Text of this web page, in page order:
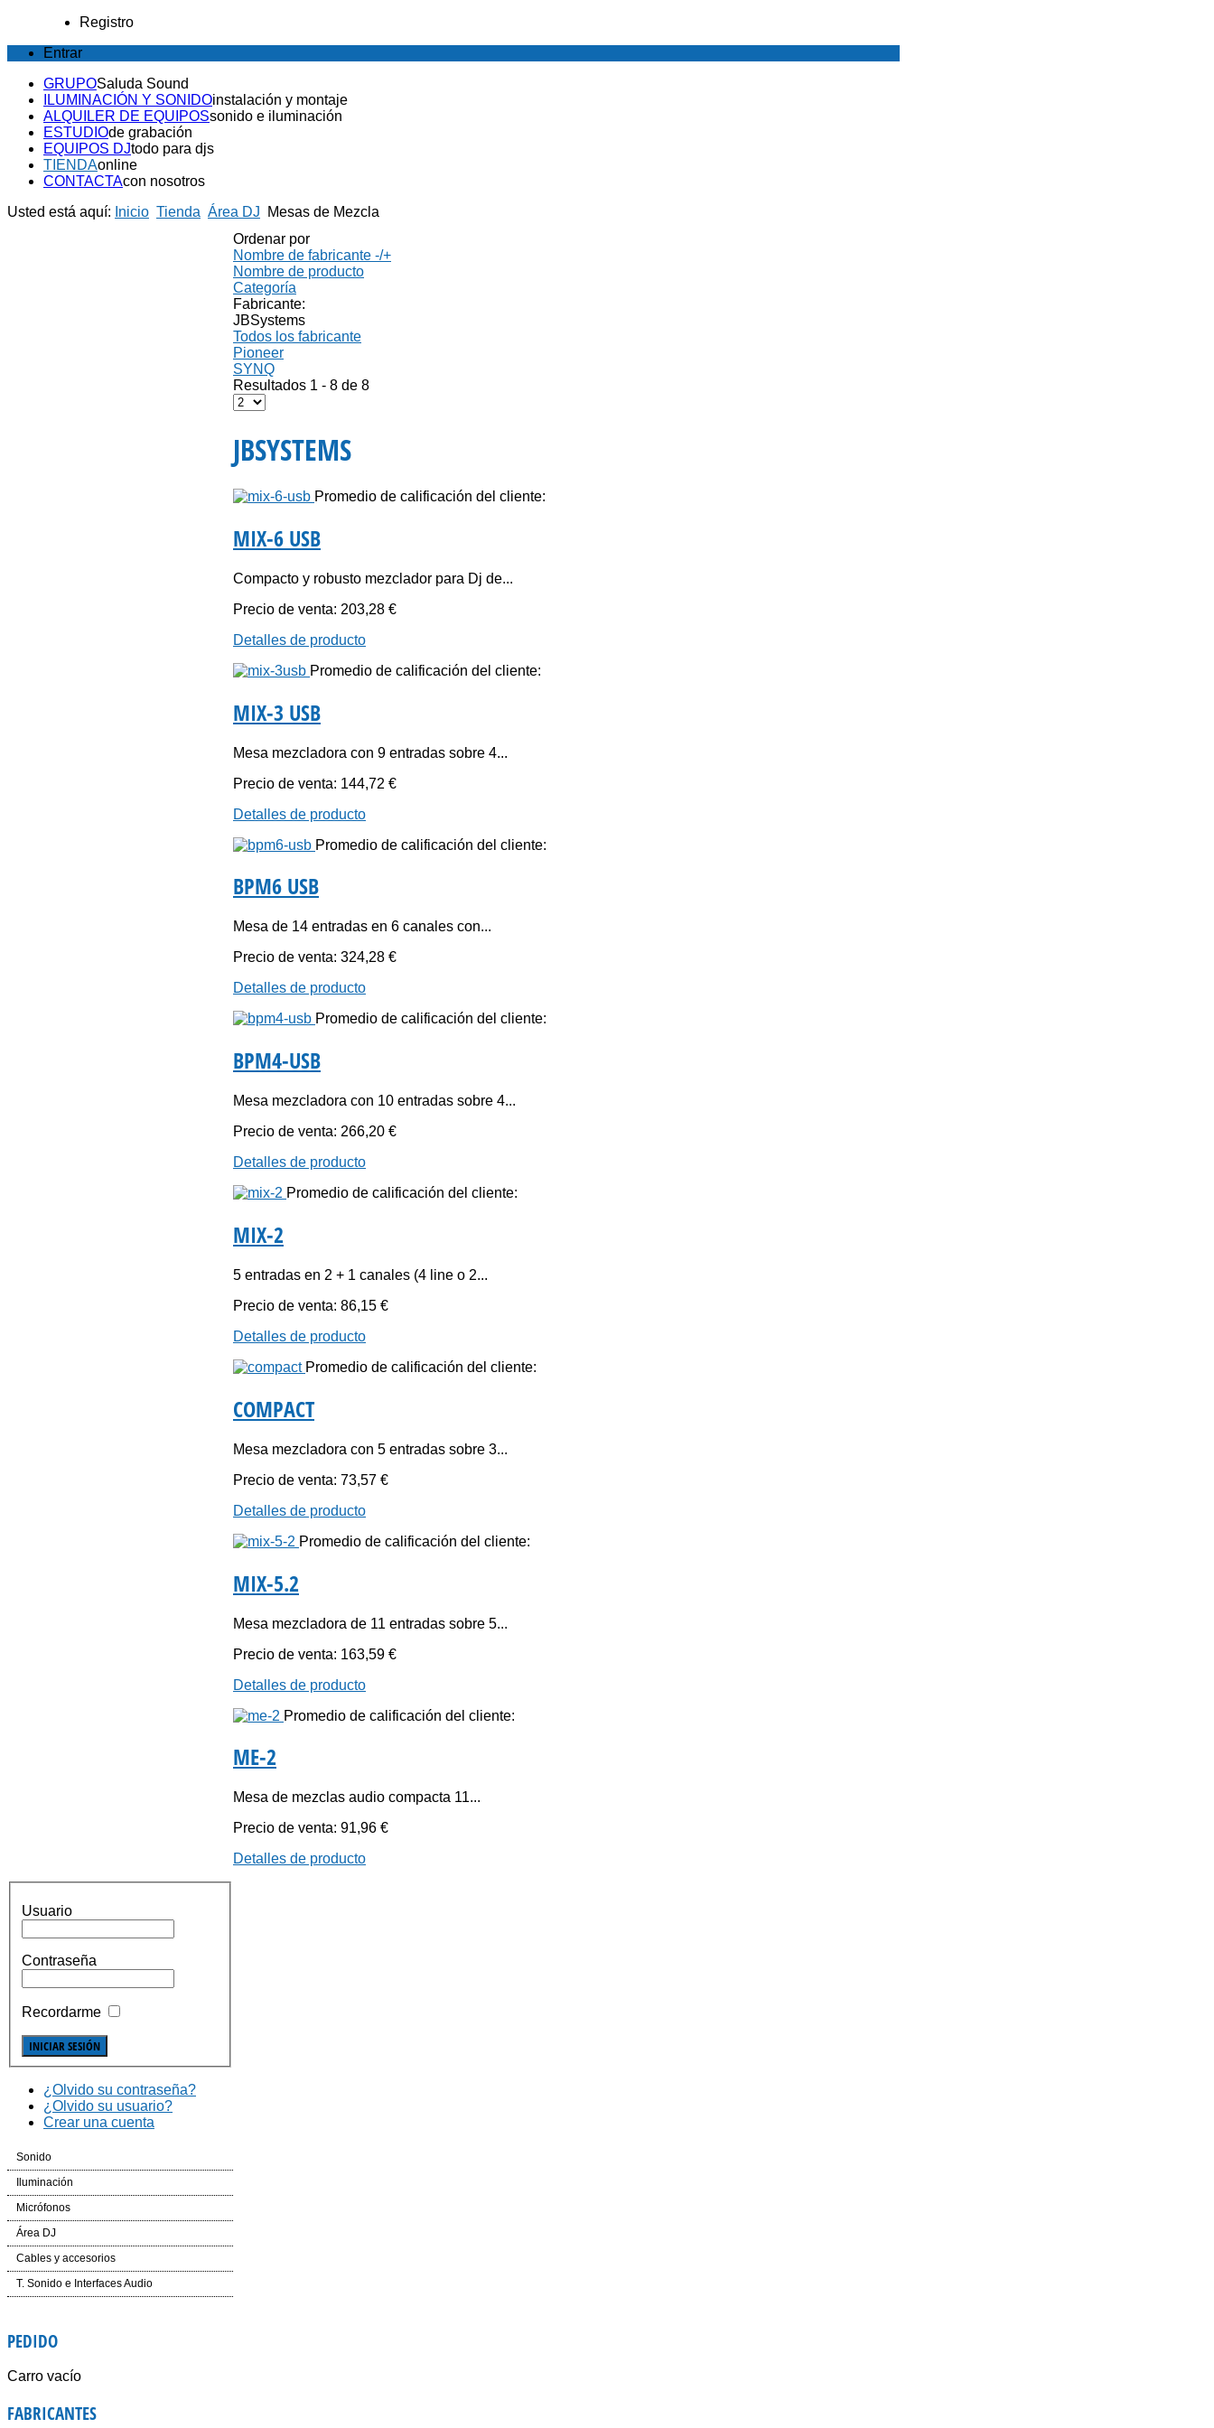
Registro
Entrar
GRUPOSaluda Sound
ILUMINACIÓN Y SONIDOinstalación y montaje
ALQUILER DE EQUIPOSsonido e iluminación
ESTUDIOde grabación
EQUIPOS DJtodo para djs
TIENDAonline
CONTACTAcon nosotros
Usted está aquí: Inicio Tienda Área DJ
Mesas de Mezcla
Ordenar por
Nombre de fabricante -/+
Nombre de producto
Categoría
Fabricante:
JBSystems
Todos los fabricante
Pioneer
SYNQ
Resultados 1 - 8 de 8
JBSYSTEMS
Promedio de calificación del cliente:
MIX-6 USB
Compacto y robusto mezclador para Dj de...
Precio de venta: 203,28 €
Detalles de producto
Promedio de calificación del cliente:
MIX-3 USB
Mesa mezcladora con 9 entradas sobre 4...
Precio de venta: 144,72 €
Detalles de producto
Promedio de calificación del cliente:
BPM6 USB
Mesa de 14 entradas en 6 canales con...
Precio de venta: 324,28 €
Detalles de producto
Promedio de calificación del cliente:
BPM4-USB
Mesa mezcladora con 10 entradas sobre 4...
Precio de venta: 266,20 €
Detalles de producto
Promedio de calificación del cliente:
MIX-2
5 entradas en 2 + 1 canales (4 line o 2...
Precio de venta: 86,15 €
Detalles de producto
Promedio de calificación del cliente:
COMPACT
Mesa mezcladora con 5 entradas sobre 3...
Precio de venta: 73,57 €
Detalles de producto
Promedio de calificación del cliente:
MIX-5.2
Mesa mezcladora de 11 entradas sobre 5...
Precio de venta: 163,59 €
Detalles de producto
Promedio de calificación del cliente:
ME-2
Mesa de mezclas audio compacta 11...
Precio de venta: 91,96 €
Detalles de producto
Usuario
Contraseña
Recordarme
¿Olvido su contraseña?
¿Olvido su usuario?
Crear una cuenta
Sonido
Cajas Automplificadas
Etapas de potencia y amplificadores
Dinámica
Auriculares
Iluminación
Efectos LED
Cabezas LED
Controladores
Micrófonos
Inalámbricos
Conferencias e Instalación
Voz e Instrumentos
Área DJ
CD´S
Mesas de Mezcla
Giradiscos
Cables y accesorios
Iluminación y corriente
T. Sonido e Interfaces Audio
PEDIDO
Carro vacío
FABRICANTES